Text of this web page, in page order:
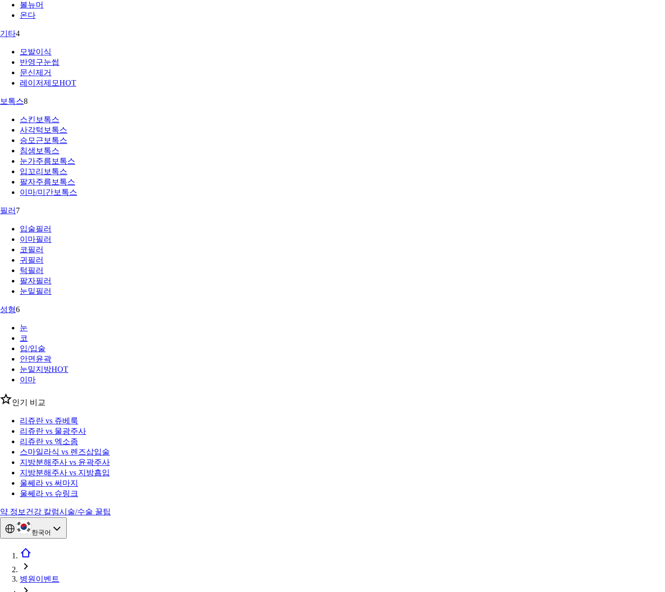
볼뉴머
온다
기타4
모발이식
반영구눈썹
문신제거
레이저제모HOT
보톡스8
스킨보톡스
사각턱보톡스
승모근보톡스
침샘보톡스
눈가주름보톡스
입꼬리보톡스
팔자주름보톡스
이마/미간보톡스
필러 7
입술필러
이마필러
코필러
귀필러
턱필러
팔자필러
눈밑필러
성형6
눈
코
입/입술
안면윤곽
눈밑지방HOT
이마
인기 비교
리쥬란 vs 쥬베룩
리쥬란 vs 물광주사
리쥬란 vs 엑소좀
스마일라식 vs 렌즈삽입술
지방분해주사 vs 윤곽주사
지방분해주사 vs 지방흡입
울쎄라 vs 써마지
울쎄라 vs 슈링크
약 정보 건강 칼럼시술/수술 꿀팁
한국어
병원이벤트